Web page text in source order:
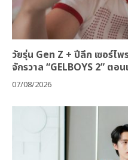
วัยรุ่น Gen Z + ปีลึก เซอร์ไพ
จักรวาล “GELBOYS 2” ตอ
07/08/2026